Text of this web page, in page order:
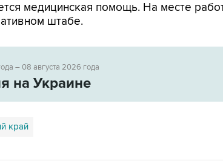
медицинская помощь. На месте
штабе.
– 08 августа 2026 года
на Украине
край